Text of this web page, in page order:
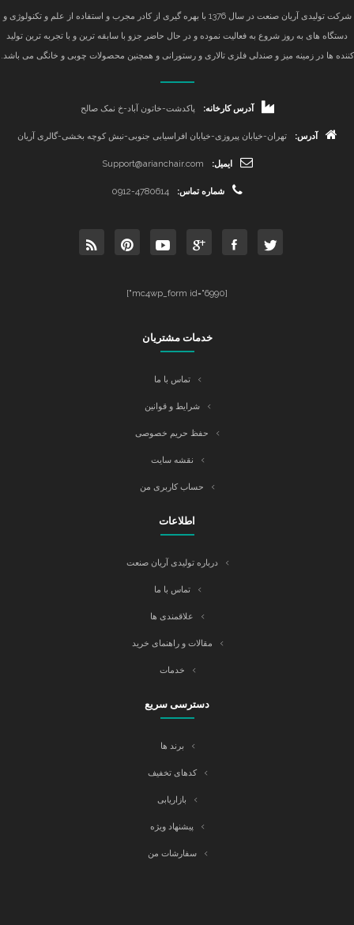
شرکت تولیدی آریان صنعت در سال 1376 با بهره گیری از کادر مجرب و استفاده از علم و تکنولوژی و
دستگاه های به روز شروع به فعالیت نموده و در حال حاضر جزو با سابقه ترین و با تجربه ترین تولید
کننده ها در زمینه میز و صندلی فلزی تالاری و رستورانی و همچنین محصولات چوبی و خانگی می باشد.
آدرس کارخانه: پاکدشت-خاتون آباد-خ نمک صالح
آدرس: تهران-خیابان پیروزی-خیابان افراسیابی جنوبی-نبش کوچه بخشی-گالری آریان
ایمیل: Support@arianchair.com
شماره تماس: 0912-4780614
[mc4wp_form id="6990"]
خدمات مشتریان
تماس با ما
شرایط و قوانین
حفظ حریم خصوصی
نقشه سایت
حساب کاربری من
اطلاعات
درباره تولیدی آریان صنعت
تماس با ما
علاقمندی ها
مقالات و راهنمای خرید
خدمات
دسترسی سریع
برند ها
کدهای تخفیف
بازاریابی
پیشنهاد ویژه
سفارشات من